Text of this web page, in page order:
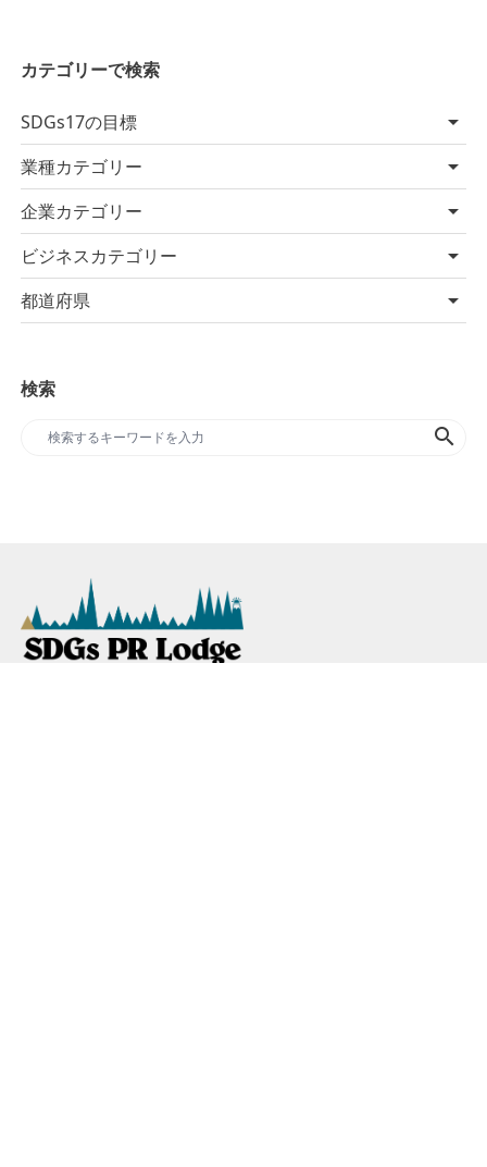
カテゴリーで検索
SDGs17の目標
業種カテゴリー
企業カテゴリー
ビジネスカテゴリー
都道府県
検索
search